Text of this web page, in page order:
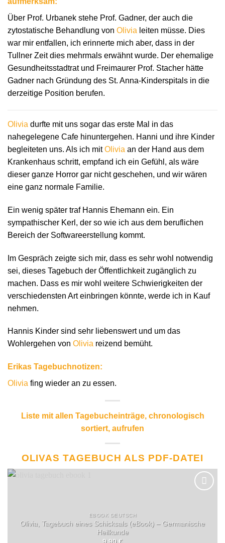
Über Prof. Urbanek stehe Prof. Gadner, der auch die
zytostatische Behandlung von Olivia leiten müsse. Dies
war mir entfallen, ich erinnerte mich aber, dass in der
Tullner Zeit dies mehrmals erwähnt wurde. Der ehemalige
Gesundheitsstadtrat und Freimaurer Prof. Stacher hätte
Gadner nach Gründung des St. Anna-Kinderspitals in die
derzeitige Position berufen.
Olivia durfte mit uns sogar das erste Mal in das
nahegelegene Cafe hinuntergehen. Hanni und ihre Kinder
begleiteten uns. Als ich mitOlivia an der Hand aus dem
Krankenhaus schritt, empfand ich ein Gefühl, als wäre
dieser ganze Horror gar nicht geschehen, und wir wären
eine ganz normale Familie.
Ein wenig später traf Hannis Ehemann ein. Ein
sympathischer Kerl, der so wie ich aus dem beruflichen
Bereich der Softwareerstellung kommt.
Im Gespräch zeigte sich mir, dass es sehr wohl notwendig
sei, dieses Tagebuch der Öffentlichkeit zugänglich zu
machen. Dass es mir wohl weitere Schwierigkeiten der
verschiedensten Art einbringen könnte, werde ich in Kauf
nehmen.
Hannis Kinder sind sehr liebenswert und um das
Wohlergehen von Olivia reizend bemüht.
Erikas Tagebuchnotizen:
Olivia fing wieder an zu essen.
Liste mit allen Tagebucheinträge, chronologisch
sortiert, aufrufen
OLIVAS TAGEBUCH ALS PDF-DATEI
EBOOK DEUTSCH
Olivia, Tagebuch eines Schicksals (eBook) – Germanische
Heilkunde